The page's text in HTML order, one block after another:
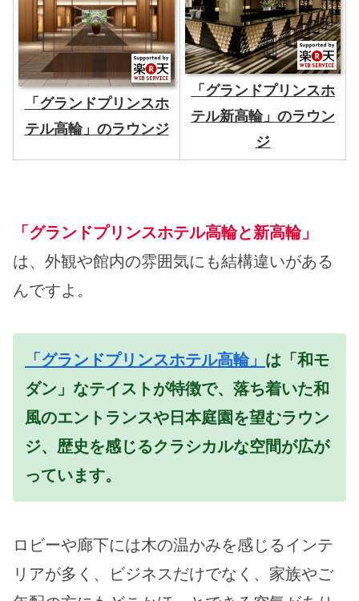
「グランドプリンスホ
テル高輪」のラウンジ
「グランドプリンスホ
テル新高輪」のラウン
ジ
「グランドプリンスホテル高輪と新高輪」
は、外観や館内の雰囲気にも結構違いがある
んですよ。
「グランドプリンスホテル高輪」 は「和モ
ダン」なテイストが特徴で、落ち着いた和
風のエントランスや日本庭園を望むラウン
ジ、歴史を感じるクラシカルな空間が広が
っています。
ロビーや廊下には木の温かみを感じるインテ
リアが多く、ビジネスだけでなく、家族やご